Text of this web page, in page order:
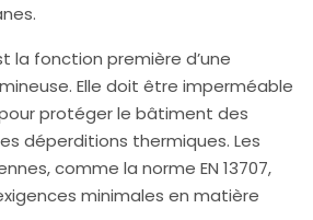
la fonction première d’une
Elle doit être imperméable
pour protéger le bâtiment des
déperditions thermiques. Les
comme la norme EN 13707,
minimales en matière